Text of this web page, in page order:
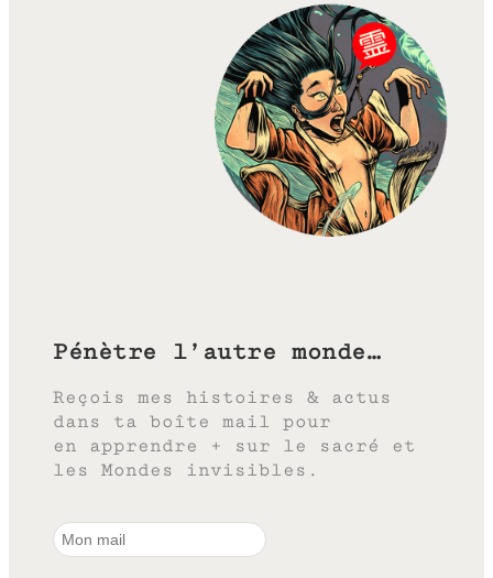
Pénètre l’autre monde…
Reçois mes histoires & actus
dans ta boîte mail pour
en apprendre + sur le sacré et
les Mondes invisibles.